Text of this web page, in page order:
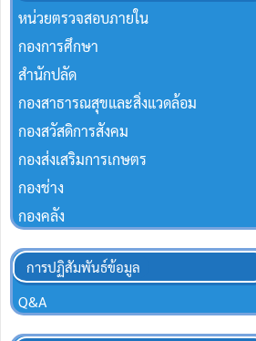
หน่วยตรวจสอบภายใน
กองการศึกษา
สำนักปลัด
กองสาธารณสุขและสิ่งแวดล้อม
กองสวัสดิการสังคม
กองส่งเสริมการเกษตร
กองช่าง
กองคลัง
การปฏิสัมพันธ์ข้อมูล
Q&A